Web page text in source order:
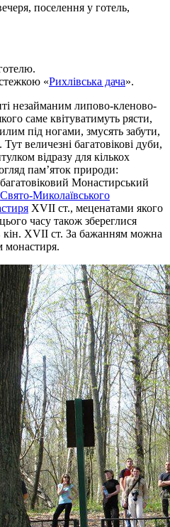
поселення у готель,
«Рихлівська дача».
незайманим липово-кленово-
саме квітуватимуть рясти,
під ногами, змусять забути,
величезні багатовікові дуби,
відразу для кількох
пам’яток природи:
Монастирський
Свято-Миколаївського
ХVІІ ст., меценатами якого
часу також збереглися
кін. ХVII ст. За бажанням можна
монастиря.